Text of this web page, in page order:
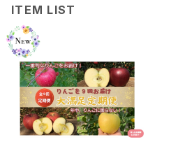
ITEM LIST